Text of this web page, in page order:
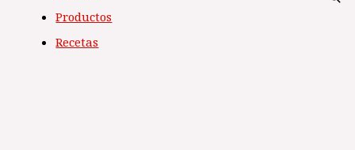
Productos
Recetas